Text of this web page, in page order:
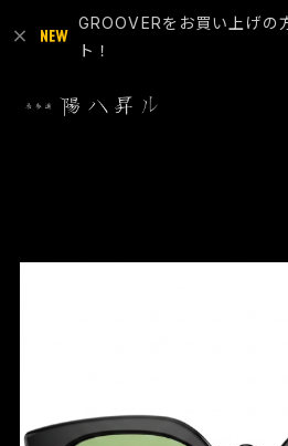
GROOVERをお買い上げの
ト！